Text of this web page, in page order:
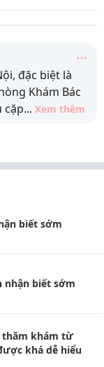
đặc biệt là
Khám Bác
cặp... Xem thêm
biết sớm
nhận biết sớm
thăm khám từ
khá dễ hiểu